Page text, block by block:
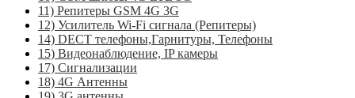
11) Репитеры GSM 4G 3G
12) Усилитель Wi-Fi сигнала (Репитеры)
14) DECT телефоны,Гарнитуры, Телефоны
15) Видеонаблюдение, IP камеры
17) Сигнализации
18) 4G Антенны